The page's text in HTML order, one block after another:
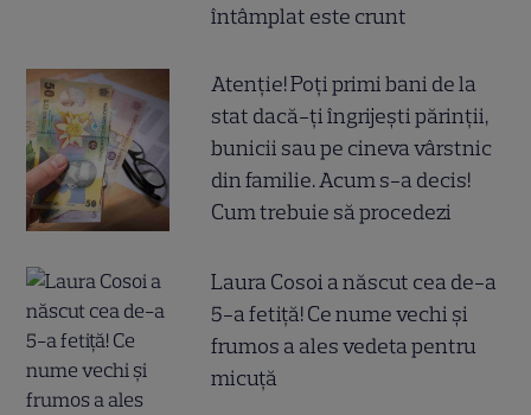
întâmplat este crunt
Atenție! Poți primi bani de la
stat dacă-ți îngrijești părinții,
bunicii sau pe cineva vârstnic
din familie. Acum s-a decis!
Cum trebuie să procedezi
Laura Cosoi a născut cea de-a
5-a fetiță! Ce nume vechi și
frumos a ales vedeta pentru
micuță